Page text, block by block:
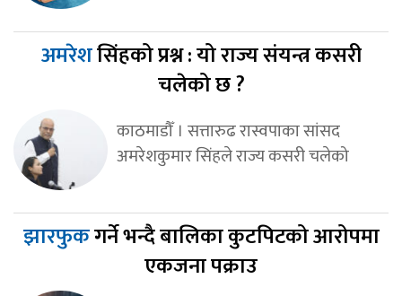
अमरेशसिंहको प्रश्न : यो राज्य संयन्त्र कसरी
चलेको छ ?
काठमाडौँ । सत्तारुढ रास्वपाका सांसद
अमरेशकुमार सिंहले राज्य कसरी चलेको
झारफुकगर्ने भन्दै बालिका कुटपिटको आरोपमा
एकजना पक्राउ